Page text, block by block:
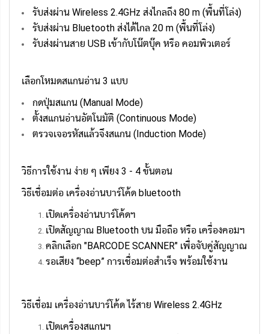
รับส่งผ่าน Wireless 2.4GHz ส่งไกลถึง 80 m (พื้นที่โล่ง)
รับส่งผ่าน Bluetooth ส่งได้ไกล 20 m (พื้นที่โล่ง)
รับส่งผ่านสาย USB เข้ากับโน๊ตบุ๊ค หรือ คอมพิวเตอร์
เลือกโหมดสแกนอ่าน 3 แบบ
กดปุ่มสแกน (Manual Mode)
ตั้งสแกนอ่านอัตโนมัติ (Continuous Mode)
ตรวจเจอรหัสแล้วจึงสแกน (Induction Mode)
วิธีการใช้งาน ง่าย ๆ เพียง 3 - 4 ขั้นตอน
วิธีเชื่อมต่อ เครื่องอ่านบาร์โค้ด bluetooth
เปิดเครื่องอ่านบาร์โค้ดฯ
เปิดสัญญาณ Bluetooth บน มือถือ หรือ เครื่องคอมฯ
คลิกเลือก "BARCODE SCANNER" เพื่อจับคู่สัญญาณ
รอเสียง “beep” การเชื่อมต่อสำเร็จ พร้อมใช้งาน
วิธีเชื่อม เครื่องอ่านบาร์โค้ด ไร้สาย Wireless 2.4GHz
เปิดเครื่องสแกนฯ